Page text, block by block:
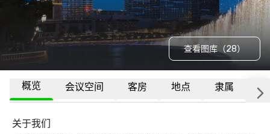
查看图库（28）
概览 会议空间 客房 地点 隶属 更
关于我们